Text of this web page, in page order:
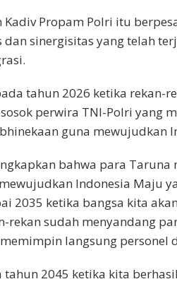
Propam Polri itu
sinergisitas yang telah
tahun 2026 ketika rekan-
perwira TNI-Polri yang
guna mewujudkan
bahwa para
Indonesia Maju
2035 ketika bangsa kita
rekan sudah menyandang
langsung personel
tahun 2045 ketika kita